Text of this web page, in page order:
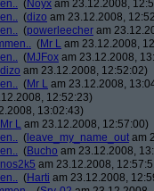
(Noyx am 23.12.2008,
(dizo am 23.12.2008,
(powerleecher am
(Mr L am 23.12.2008,
(MJFox am 23.12.2008,
dizo am 23.12.2008, 12:52:02)
(Mr L am 23.12.2008,
12:52:23)
13:02:43)
Mr L am 23.12.2008, 12:57:00)
( leave_my_name_out am
(Bucho am 23.12.2008,
nos2k5 am 23.12.2008,
(Harti am 23.12.2008,